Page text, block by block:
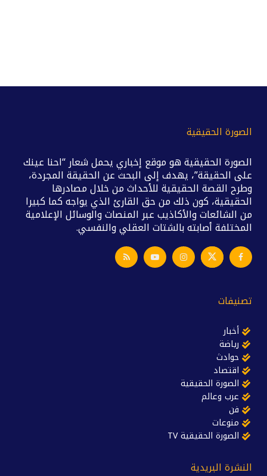
الصورة الحقيقية
الصورة الحقيقية هو موقع إخباري يحمل شعار “احنا عينك
على الحقيقة”، يهدف إلى البحث عن الحقيقة المجردة،
وطرح القصة الحقيقية للأحداث من خلال مصادرها
الحقيقية، كون ذلك من حق القارئ الذي يواجه كما كبيرا
من الشائعات والأكاذيب عبر المنصات والوسائل الإعلامية
المختلفة أصابته بالشتات العقلي والنفسي.
تصنيفات
أخبار
رياضة
حوادث
اقتصاد
الصورة الحقيقية
عرب وعالم
فن
منوعات
الصورة الحقيقية TV
النشرة البريدية